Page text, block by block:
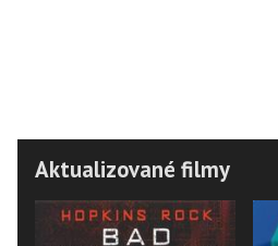
Aktualizované filmy